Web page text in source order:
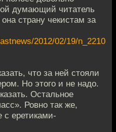
думающий читатель
страну чекистам за
2012/02/19/n_2210
что за ней стояли
Но этого и не надо.
Остальное
Ровно так же,
еретиками-